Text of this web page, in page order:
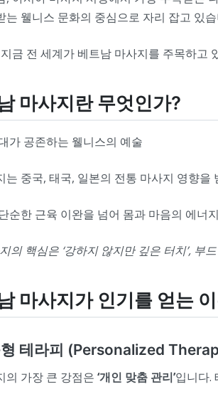
는 웰니스 문화의 중심으로 자리 잡고 있
금 전 세계가 베트남 마사지를 주목하고
마사지란 무엇인가?
가 공존하는 웰니스의 예술
는 중국, 태국, 일본의 전통 마사지 영향을
순한 근육 이완을 넘어 몸과 마음의 에너
의 핵심은 ‘강하지 않지만 깊은 터치’, 부
마사지가 인기를 얻는
테라피 (Personalized
의 가장 큰 강점은 ‘개인 맞춤 관리’입니다.